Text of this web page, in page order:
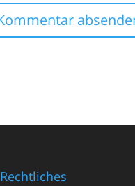
Rechtliches